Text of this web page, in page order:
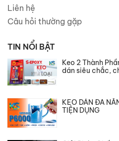
Liên hệ
Câu hỏi thường gặp
TIN NỔI BẬT
Keo 2 Thành
dán siêu chắc,
KEO DÁN ĐA
TIỆN DỤNG